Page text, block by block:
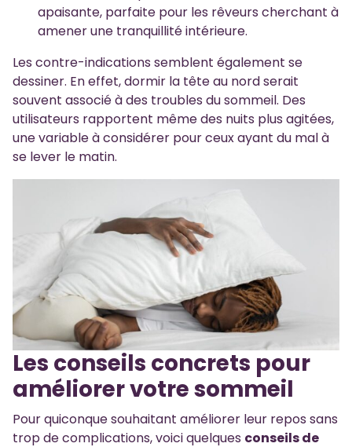
apaisante, parfaite pour les rêveurs cherchant à
amener une tranquillité intérieure.
Les contre-indications semblent également se
dessiner. En effet, dormir la tête au nord serait
souvent associé à des troubles du sommeil. Des
utilisateurs rapportent même des nuits plus agitées,
une variable à considérer pour ceux ayant du mal à
se lever le matin.
Les conseils concrets pour
améliorer votre sommeil
Pour quiconque souhaitant améliorer leur repos sans
trop de complications, voici quelques conseils de